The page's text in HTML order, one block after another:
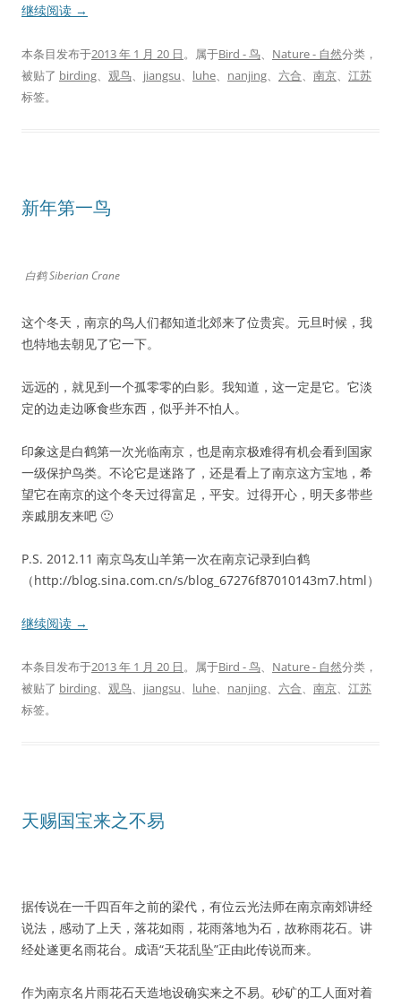
继续阅读 →
本条目发布于2013 年 1 月 20 日。属于Bird - 鸟、 Nature - 自然分类，
被贴了 birding、 观鸟、 jiangsu、 luhe、 nanjing、 六合、 南京、 江苏
标签。
新年第一鸟
白鹤 Siberian Crane
这个冬天，南京的鸟人们都知道北郊来了位贵宾。元旦时候，我
也特地去朝见了它一下。
远远的，就见到一个孤零零的白影。我知道，这一定是它。它淡
定的边走边啄食些东西，似乎并不怕人。
印象这是白鹤第一次光临南京，也是南京极难得有机会看到国家
一级保护鸟类。不论它是迷路了，还是看上了南京这方宝地，希
望它在南京的这个冬天过得富足，平安。过得开心，明天多带些
亲戚朋友来吧 🙂
P.S. 2012.11 南京鸟友山羊第一次在南京记录到白鹤
（http://blog.sina.com.cn/s/blog_67276f87010143m7.html）
继续阅读 →
本条目发布于2013 年 1 月 20 日。属于Bird - 鸟、 Nature - 自然分类，
被贴了 birding、 观鸟、 jiangsu、 luhe、 nanjing、 六合、 南京、 江苏
标签。
天赐国宝来之不易
据传说在一千四百年之前的梁代，有位云光法师在南京南郊讲经
说法，感动了上天，落花如雨，花雨落地为石，故称雨花石。讲
经处遂更名雨花台。成语“天花乱坠”正由此传说而来。
作为南京名片雨花石天造地设确实来之不易。砂矿的工人面对着